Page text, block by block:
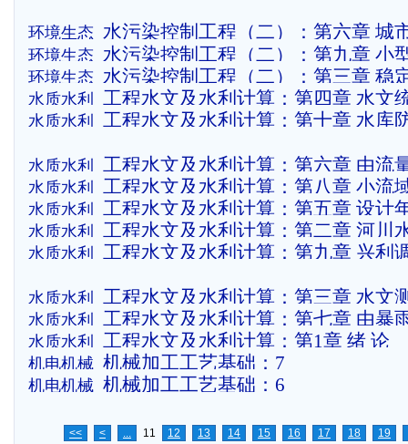
环境生态 水污染控制工程（二）：第六章 城
处理
环境生态 水污染控制工程（二）：第九章 小
施
环境生态 水污染控制工程（二）：第三章 稳
土地理
水质水利 工程水文及水利计算：第四章 水文
水质水利 工程水文及水利计算：第十章 水库
水质水利 工程水文及水利计算：第六章 由流
计洪水
水质水利 工程水文及水利计算：第八章 小流
计算
水质水利 工程水文及水利计算：第五章 设计
计算
水质水利 工程水文及水利计算：第二章 河川
水质水利 工程水文及水利计算：第九章 兴利
水质水利 工程水文及水利计算：第三章 水文
料收集
水质水利 工程水文及水利计算：第七章 由暴
计洪水
水质水利 工程水文及水利计算：第1章 绪 论
机电机械 机械加工工艺基础：7
机电机械 机械加工工艺基础：6
<< < 11 12 13 14 15 16 17 18 19